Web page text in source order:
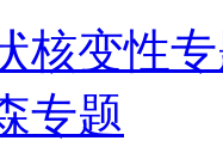
核变性
专题